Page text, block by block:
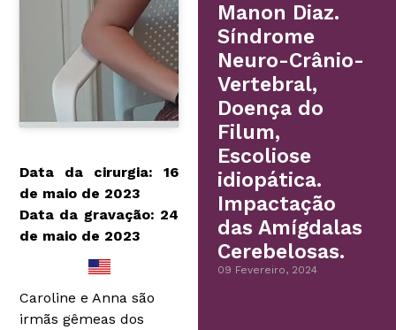
Data da cirurgia: 16
de maio de 2023
Data da gravação: 24
de maio de 2023
Caroline e Anna são
irmãs gêmeas dos
Manon Diaz.
Síndrome
Neuro-Crânio-
Vertebral,
Doença do
Filum,
Escoliose
idiopática.
Impactação
das Amígdalas
Cerebelosas.
09 Fevereiro, 2024